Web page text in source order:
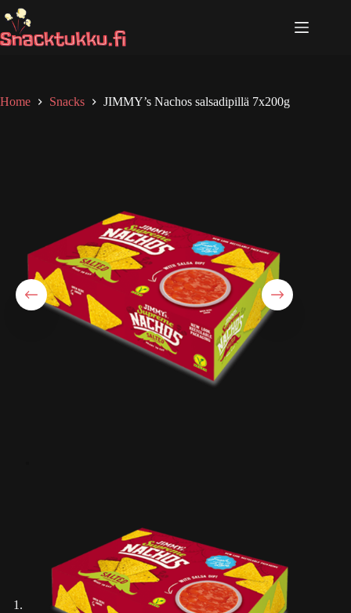
Skip
to
content
Home Snacks JIMMY’s Nachos salsadipillä 7x200g